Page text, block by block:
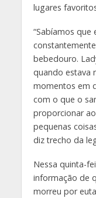
lugares
“Sabíamos que
bebedouro.
quando estava
momentos em
com o que o
proporcionar
pequenas
diz trecho da
Nessa quinta-
informação de
morreu por